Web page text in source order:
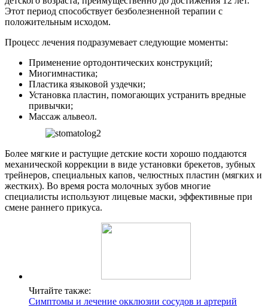
Этот период способствует безболезненной терапии с
положительным исходом.
Процесс лечения подразумевает следующие моменты:
Применение ортодонтических конструкций;
Миогимнастика;
Пластика языковой уздечки;
Установка пластин, помогающих устранить вредные
привычки;
Массаж альвеол.
Более мягкие и растущие детские кости хорошо поддаются
механической коррекции в виде установки брекетов, зубных
трейнеров, специальных капов, челюстных пластин (мягких и
жестких). Во время роста молочных зубов многие
специалисты используют лицевые маски, эффективные при
смене раннего прикуса.
Читайте также:
Симптомы и лечение окклюзии сосудов и артерий